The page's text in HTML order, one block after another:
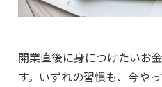
開業直後に身につけたいお
す。いずれの習慣も、今や